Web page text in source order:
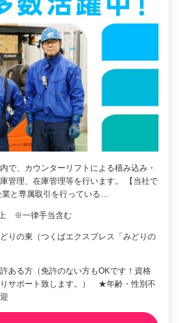
で、カウンターリフトによる積み込み・
管理、在庫管理等を行います。 【当社で
業と専属取引を行っている…
※一律手当含む
りの東（つくばエクスプレス「みどりの
ある方（免許のない方もOKです！資格
サポート致します。） ★年齢・性別不